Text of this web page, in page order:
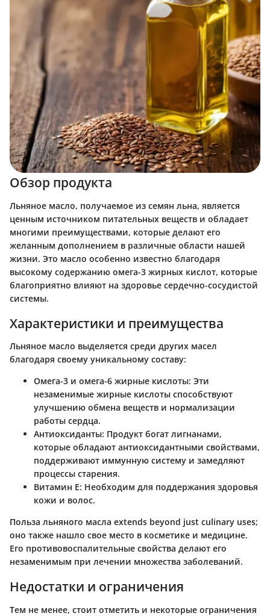
Обзор продукта
Льняное масло, получаемое из семян льна, является
ценным источником питательных веществ и обладает
многими преимуществами, которые делают его
желанным дополнением в различные области нашей
жизни. Это масло особенно известно благодаря
высокому содержанию омега-3 жирных кислот, которые
благоприятно влияют на здоровье сердечно-сосудистой
системы.
Характеристики и преимущества
Льняное масло выделяется среди других масел
благодаря своему уникальному составу:
Омега-3 и омега-6 жирные кислоты: Эти
незаменимые жирные кислоты способствуют
улучшению обмена веществ и нормализации
работы сердца.
Антиоксиданты: Продукт богат лигнанами,
которые обладают антиоксидантными свойствами,
поддерживают иммунную систему и замедляют
процессы старения.
Витамин E: Необходим для поддержания здоровья
кожи и волос.
Польза льняного масла extends beyond just culinary uses;
оно также нашло свое место в косметике и медицине.
Его противовоспалительные свойства делают его
незаменимым при лечении множества заболеваний.
Недостатки и ограничения
Тем не менее, стоит отметить и некоторые ограничения